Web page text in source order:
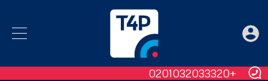
+0201032033320